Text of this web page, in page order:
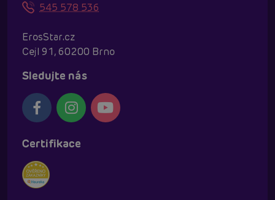
545 578 536
ErosStar.cz
Cejl 91, 60200 Brno
Sledujte nás
Certifikace